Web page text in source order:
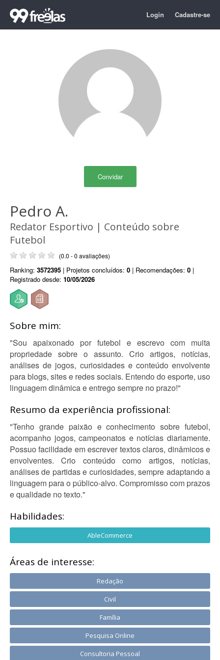
Login Cadastre-se
Convidar
Pedro A.
Redator Esportivo | Conteúdo sobre
Futebol
(0.0 - 0 avaliações)
Ranking: 3572395 | Projetos concluídos: 0 | Recomendações: 0 |
Registrado desde: 10/05/2026
Sobre mim:
"Sou apaixonado por futebol e escrevo com muita
propriedade sobre o assunto. Crio artigos, notícias,
análises de jogos, curiosidades e conteúdo envolvente
para blogs, sites e redes sociais. Entendo do esporte, uso
linguagem dinâmica e entrego sempre no prazo!"
Resumo da experiência profissional:
"Tenho grande paixão e conhecimento sobre futebol,
acompanho jogos, campeonatos e notícias diariamente.
Possuo facilidade em escrever textos claros, dinâmicos e
envolventes. Crio conteúdo como artigos, notícias,
análises de partidas e curiosidades, sempre adaptando a
linguagem para o público-alvo. Compromisso com prazos
e qualidade no texto."
Habilidades:
AbleCommerce
Áreas de interesse:
Redação
Civil
Família
Pesquisa Online
Consultoria Pessoal